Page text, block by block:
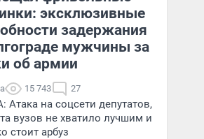
эксклюзивные
задержания
мужчины за
об армии
15 743 27
Атака на соцсети депутатов,
вузов не хватило лучшим и
стоит арбуз